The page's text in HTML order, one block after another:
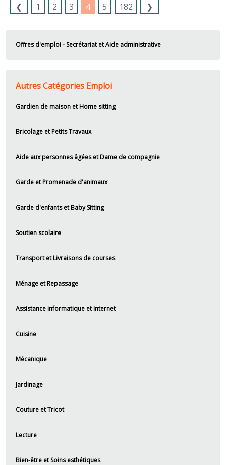
❮ 1 2 3 4 5 182 ❯
Offres d'emploi - Secrétariat et Aide administrative
Autres Catégories Emploi
Gardien de maison et Home sitting
Bricolage et Petits Travaux
Aide aux personnes âgées et Dame de compagnie
Garde et Promenade d'animaux
Garde d'enfants et Baby Sitting
Soutien scolaire
Transport et Livraisons de courses
Ménage et Repassage
Assistance informatique et Internet
Cuisine
Mécanique
Jardinage
Couture et Tricot
Lecture
Bien-être et Soins esthétiques